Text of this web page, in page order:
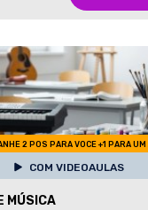
2 POS PARA VOCE +1 PARA UM
COM VIDEOAULAS
MÚSICA